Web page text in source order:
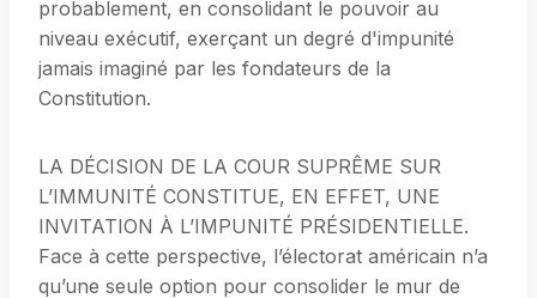
probablement, en consolidant le pouvoir au
niveau exécutif, exerçant un degré d'impunité
jamais imaginé par les fondateurs de la
Constitution.
LA DÉCISION DE LA COUR SUPRÊME SUR
L’IMMUNITÉ CONSTITUE, EN EFFET, UNE
INVITATION À L’IMPUNITÉ PRÉSIDENTIELLE.
Face à cette perspective, l’électorat américain n’a
qu’une seule option pour consolider le mur de